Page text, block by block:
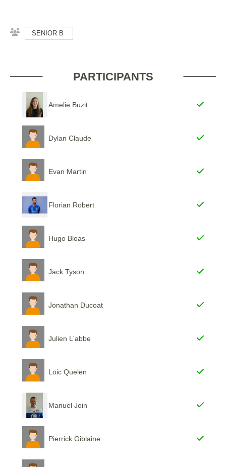
SENIOR B
PARTICIPANTS
Amelie Buzit
Dylan Claude
Evan Martin
Florian Robert
Hugo Bloas
Jack Tyson
Jonathan Ducoat
Julien L'abbe
Loic Quelen
Manuel Join
Pierrick Giblaine